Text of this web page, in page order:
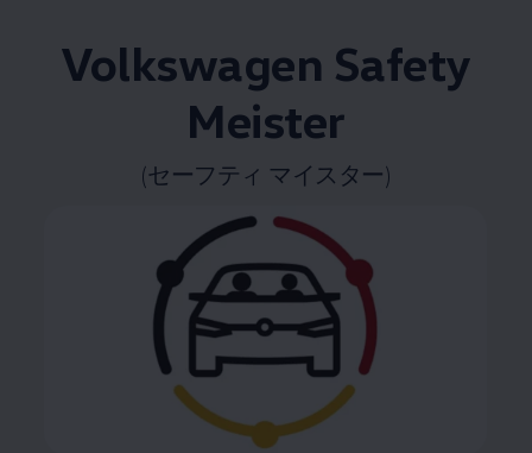
Volkswagen Safety
Meister
(セーフティ マイスター)